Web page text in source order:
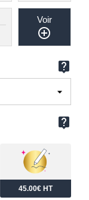
Voir
add_circle_outline
live_help
45.00€ HT
live_help